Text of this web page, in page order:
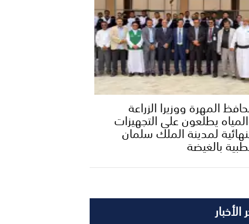
المهرة ووزيرا الزراعة
يطلعون على التجهيزات
لمدينة الملك سلمان
بالغيضة
الأخبار